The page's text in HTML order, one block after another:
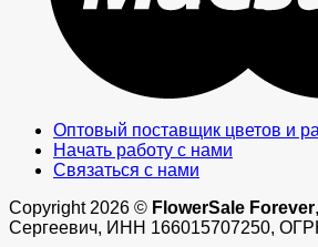
Оптовый поставщик цветов и
Начать работу с нами
Связаться с нами
Copyright 2026 © FlowerSale Forever
Сергеевич, ИНН 166015707250,